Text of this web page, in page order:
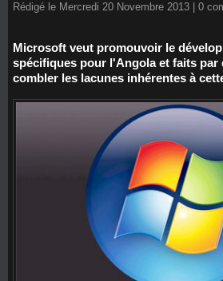
Rédigé le Mercredi 20 Novembre 2013 | 0
Microsoft veut promouvoir le
spécifiques pour l'Angola et faits par
combler les lacunes inhérentes à